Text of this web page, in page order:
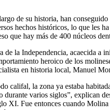
de su historia, han
hechos históricos, lo que
que hay más de 400 núcleos
la Independencia, acaecida
heroico de los
en historia local, Manuel
califal, la zona ya estaba
varios siglos”, explican
XI. Fue entonces cuando